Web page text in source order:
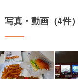
写真・動画（4件）